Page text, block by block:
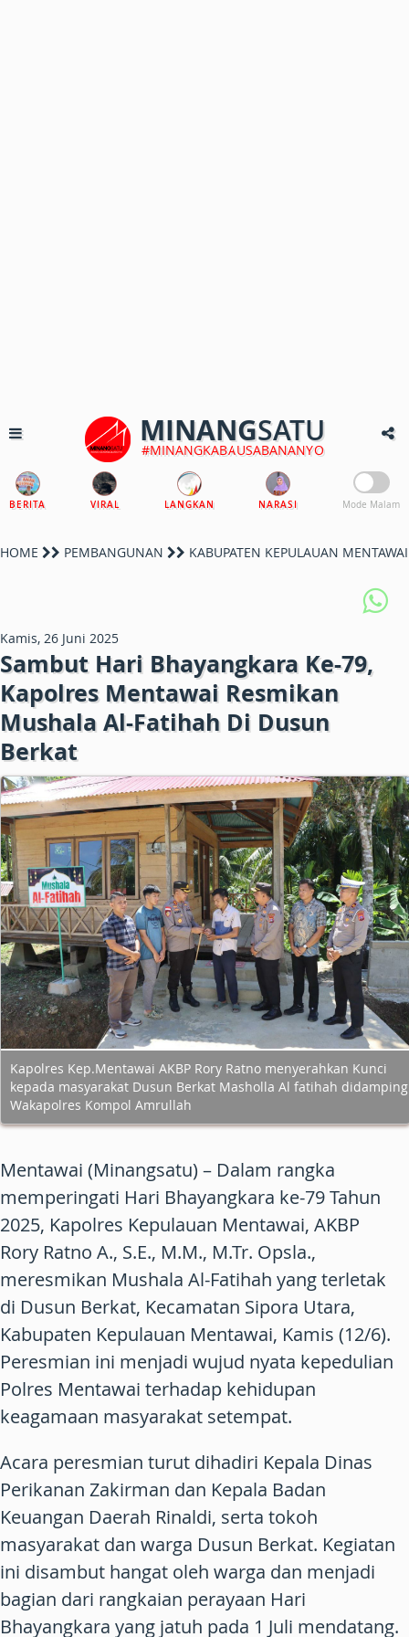
MINANGSATU
#MINANGKABAUSABANANYO
BERITA VIRAL LANGKAN NARASI Mode Malam
HOME PEMBANGUNAN KABUPATEN KEPULAUAN MENTAWAI
Kamis, 26 Juni 2025
Sambut Hari Bhayangkara Ke-79,
Kapolres Mentawai Resmikan
Mushala Al-Fatihah Di Dusun
Berkat
Kapolres Kep.Mentawai AKBP Rory Ratno menyerahkan Kunci
kepada masyarakat Dusun Berkat Masholla Al fatihah
Wakapolres Kompol Amrullah
Mentawai (Minangsatu) – Dalam rangka
memperingati Hari Bhayangkara ke-79 Tahun
2025, Kapolres Kepulauan Mentawai, AKBP
Rory Ratno A., S.E., M.M., M.Tr. Opsla.,
meresmikan Mushala Al-Fatihah yang terletak
di Dusun Berkat, Kecamatan Sipora Utara,
Kabupaten Kepulauan Mentawai, Kamis (12/6).
Peresmian ini menjadi wujud nyata kepedulian
Polres Mentawai terhadap kehidupan
keagamaan masyarakat setempat.
Acara peresmian turut dihadiri Kepala Dinas
Perikanan Zakirman dan Kepala Badan
Keuangan Daerah Rinaldi, serta tokoh
masyarakat dan warga Dusun Berkat. Kegiatan
ini disambut hangat oleh warga dan menjadi
bagian dari rangkaian perayaan Hari
Bhayangkara yang jatuh pada 1 Juli mendatang.